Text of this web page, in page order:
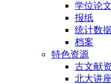
学位论文
报纸
统计数
档案
特色资源
古文献
北大讲座